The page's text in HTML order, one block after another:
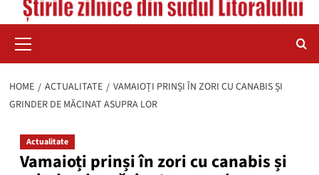
Menu
HOME ACTUALITATE
VAMAIOȚI PRINȘI ÎN ZORI CU CANABIS ȘI
GRINDER DE MĂCINAT ASUPRA LOR
Actualitate
Vamaioți prinși în zori cu canabis și